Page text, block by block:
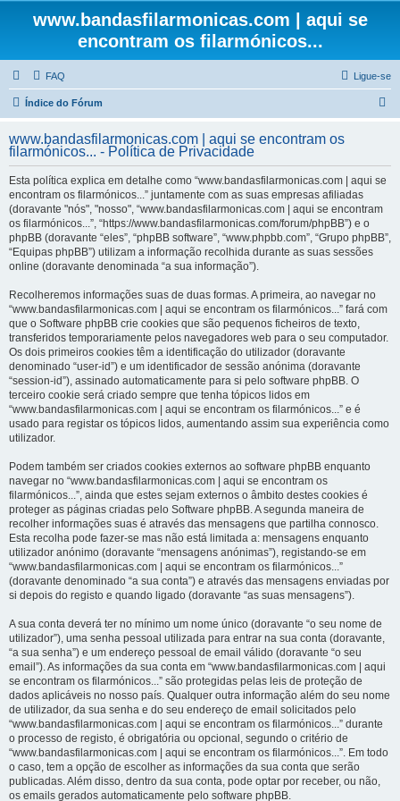
www.bandasfilarmonicas.com | aqui se
encontram os filarmónicos...
FAQ Ligue-se
Índice do Fórum
q
www.bandasfilarmonicas.com | aqui se encontram os
filarmónicos... - Política de Privacidade
Esta política explica em detalhe como “www.bandasfilarmonicas.com | aqui se
encontram os filarmónicos...” juntamente com as suas empresas afiliadas
(doravante "nós", "nosso", “www.bandasfilarmonicas.com | aqui se encontram
os filarmónicos...”, “https://www.bandasfilarmonicas.com/forum/phpBB”) e o
phpBB (doravante “eles”, “phpBB software”, “www.phpbb.com”, “Grupo phpBB”,
“Equipas phpBB”) utilizam a informação recolhida durante as suas sessões
online (doravante denominada “a sua informação”).
Recolheremos informações suas de duas formas. A primeira, ao navegar no
“www.bandasfilarmonicas.com | aqui se encontram os filarmónicos...” fará com
que o Software phpBB crie cookies que são pequenos ficheiros de texto,
transferidos temporariamente pelos navegadores web para o seu computador.
Os dois primeiros cookies têm a identificação do utilizador (doravante
denominado “user-id”) e um identificador de sessão anónima (doravante
“session-id”), assinado automaticamente para si pelo software phpBB. O
terceiro cookie será criado sempre que tenha tópicos lidos em
“www.bandasfilarmonicas.com | aqui se encontram os filarmónicos...” e é
usado para registar os tópicos lidos, aumentando assim sua experiência como
utilizador.
Podem também ser criados cookies externos ao software phpBB enquanto
navegar no “www.bandasfilarmonicas.com | aqui se encontram os
filarmónicos...”, ainda que estes sejam externos o âmbito destes cookies é
proteger as páginas criadas pelo Software phpBB. A segunda maneira de
recolher informações suas é através das mensagens que partilha connosco.
Esta recolha pode fazer-se mas não está limitada a: mensagens enquanto
utilizador anónimo (doravante “mensagens anónimas”), registando-se em
“www.bandasfilarmonicas.com | aqui se encontram os filarmónicos...”
(doravante denominado “a sua conta”) e através das mensagens enviadas por
si depois do registo e quando ligado (doravante “as suas mensagens”).
A sua conta deverá ter no mínimo um nome único (doravante “o seu nome de
utilizador”), uma senha pessoal utilizada para entrar na sua conta (doravante,
“a sua senha”) e um endereço pessoal de email válido (doravante “o seu
email”). As informações da sua conta em “www.bandasfilarmonicas.com | aqui
se encontram os filarmónicos...” são protegidas pelas leis de proteção de
dados aplicáveis no nosso país. Qualquer outra informação além do seu nome
de utilizador, da sua senha e do seu endereço de email solicitados pelo
“www.bandasfilarmonicas.com | aqui se encontram os filarmónicos...” durante
o processo de registo, é obrigatória ou opcional, segundo o critério de
“www.bandasfilarmonicas.com | aqui se encontram os filarmónicos...”. Em todo
o caso, tem a opção de escolher as informações da sua conta que serão
publicadas. Além disso, dentro da sua conta, pode optar por receber, ou não,
os emails gerados automaticamente pelo software phpBB.